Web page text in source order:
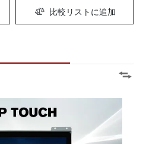
比較リストに追加